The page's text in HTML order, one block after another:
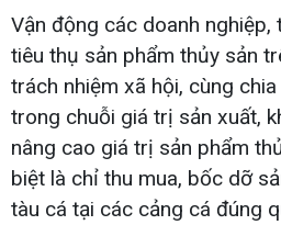
Vận động các doanh nghiệp,
tiêu thụ sản phẩm thủy sản
trách nhiệm xã hội, cùng
trong chuỗi giá trị sản xuất,
nâng cao giá trị sản phẩm
biệt là chỉ thu mua, bốc dỡ
tàu cá tại các cảng cá đúng